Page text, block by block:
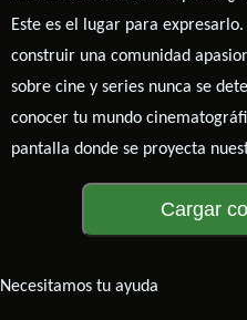
Este es el lugar para expresarlo.
construir una comunidad
sobre cine y series nunca se
conocer tu mundo
pantalla donde se proyecta
Cargar
Necesitamos tu ayuda